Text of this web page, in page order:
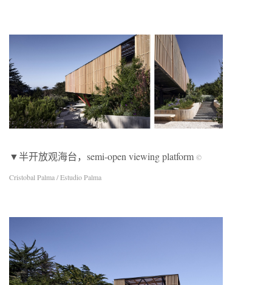
▼半开放观海台，semi-open viewing platform ©
Cristobal Palma / Estudio Palma